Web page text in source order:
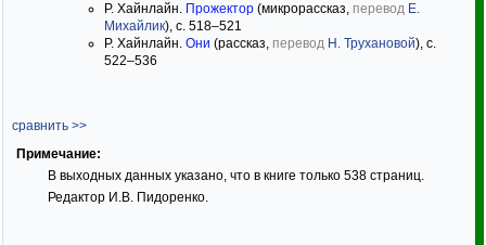
Р. Хайнлайн. Прожектор (микрорассказ, перевод Е.
Михайлик), с. 518–521
Р. Хайнлайн. Они (рассказ, перевод Н. Трухановой), с.
522–536
сравнить >>
Примечание:
В выходных данных указано, что в книге только 538 страниц.
Редактор И.В. Пидоренко.